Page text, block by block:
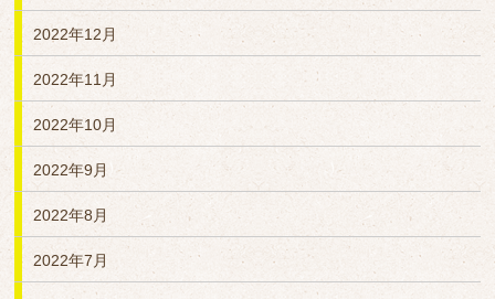
2022年12月
2022年11月
2022年10月
2022年9月
2022年8月
2022年7月